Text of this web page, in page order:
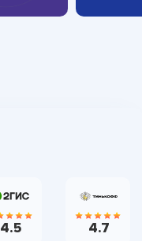
4.5 4.7